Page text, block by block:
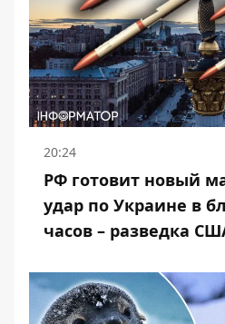
20:24
РФ готовит новый
удар по Украине в
часов – разведка